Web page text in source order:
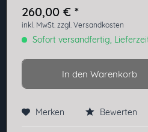
260,00 € *
inkl. MwSt. zzgl. Versandkosten
Sofort versandfertig,
In den Warenkorb
Preis anfragen
Merken Bewerten